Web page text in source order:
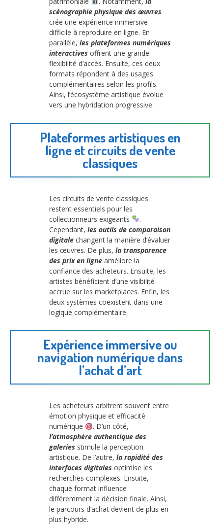
scénographie physique des œuvres
crée une expérience immersive
difficile à reproduire en ligne. En
parallèle, les plateformes numériques
interactives offrent une grande
flexibilité d’accès. Ensuite, ces deux
formats répondent à des usages
complémentaires selon les profils.
Ainsi, l’écosystème artistique évolue
vers une hybridation progressive.
Plateformes artistiques en
ligne et circuits de vente
classiques
Les circuits de vente classiques
restent essentiels pour les
collectionneurs exigeants
.
Cependant, les outils de comparaison
digitale changent la manière d’évaluer
les œuvres. De plus, la transparence
des prix en ligne améliore la
confiance des acheteurs. Ensuite, les
artistes bénéficient d’une visibilité
accrue sur les marketplaces. Enfin, les
deux systèmes coexistent dans une
logique complémentaire.
Expérience immersive ou
navigation numérique dans
l’achat d’art
Les acheteurs arbitrent souvent entre
émotion physique et efficacité
numérique
. D’un côté,
l’atmosphère authentique des
galeries stimule la perception
artistique. De l’autre, la rapidité des
interfaces digitales optimise les
recherches complexes. Ensuite,
chaque format influence
différemment la décision finale. Ainsi,
le parcours d’achat devient de plus en
plus hybride.